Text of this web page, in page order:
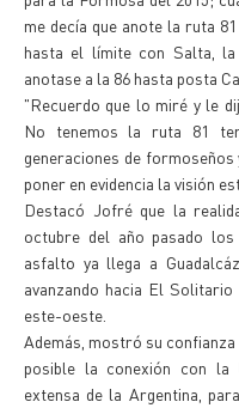
me decía que anote la ruta
hasta el límite con Salta,
anotase a la 86 hasta posta
"Recuerdo que lo miré y le
No tenemos la ruta 81
generaciones de
poner en evidencia la visión
Destacó Jofré que la
octubre del año pasado
asfalto ya llega a
avanzando hacia El
este-oeste.
Además, mostró su
posible la conexión con la
extensa de la Argentina,